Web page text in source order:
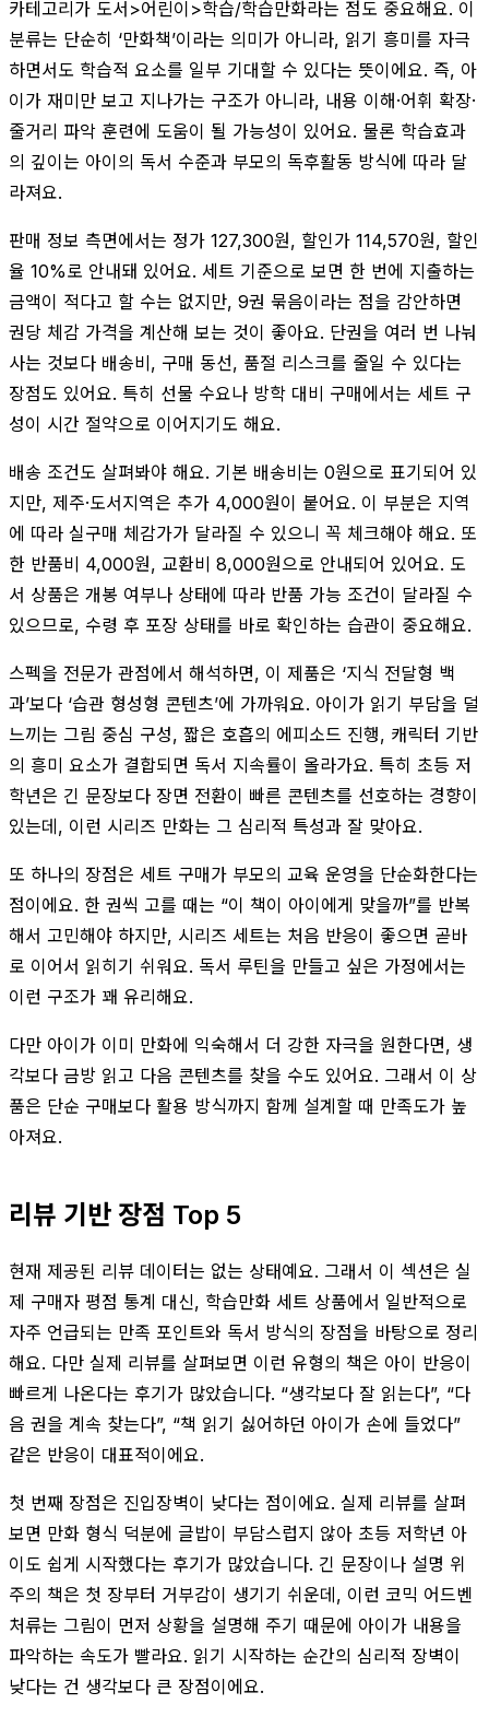
카테고리가 도서>어린이>학습/학습만화라는 점도 중요해요. 이
분류는 단순히 ‘만화책’이라는 의미가 아니라, 읽기 흥미를 자극
하면서도 학습적 요소를 일부 기대할 수 있다는 뜻이에요. 즉, 아
이가 재미만 보고 지나가는 구조가 아니라, 내용 이해·어휘 확장·
줄거리 파악 훈련에 도움이 될 가능성이 있어요. 물론 학습효과
의 깊이는 아이의 독서 수준과 부모의 독후활동 방식에 따라 달
라져요.
판매 정보 측면에서는 정가 127,300원, 할인가 114,570원, 할인
율 10%로 안내돼 있어요. 세트 기준으로 보면 한 번에 지출하는
금액이 적다고 할 수는 없지만, 9권 묶음이라는 점을 감안하면
권당 체감 가격을 계산해 보는 것이 좋아요. 단권을 여러 번 나눠
사는 것보다 배송비, 구매 동선, 품절 리스크를 줄일 수 있다는
장점도 있어요. 특히 선물 수요나 방학 대비 구매에서는 세트 구
성이 시간 절약으로 이어지기도 해요.
배송 조건도 살펴봐야 해요. 기본 배송비는 0원으로 표기되어 있
지만, 제주·도서지역은 추가 4,000원이 붙어요. 이 부분은 지역
에 따라 실구매 체감가가 달라질 수 있으니 꼭 체크해야 해요. 또
한 반품비 4,000원, 교환비 8,000원으로 안내되어 있어요. 도
서 상품은 개봉 여부나 상태에 따라 반품 가능 조건이 달라질 수
있으므로, 수령 후 포장 상태를 바로 확인하는 습관이 중요해요.
스펙을 전문가 관점에서 해석하면, 이 제품은 ‘지식 전달형 백
과’보다 ‘습관 형성형 콘텐츠’에 가까워요. 아이가 읽기 부담을 덜
느끼는 그림 중심 구성, 짧은 호흡의 에피소드 진행, 캐릭터 기반
의 흥미 요소가 결합되면 독서 지속률이 올라가요. 특히 초등 저
학년은 긴 문장보다 장면 전환이 빠른 콘텐츠를 선호하는 경향이
있는데, 이런 시리즈 만화는 그 심리적 특성과 잘 맞아요.
또 하나의 장점은 세트 구매가 부모의 교육 운영을 단순화한다는
점이에요. 한 권씩 고를 때는 “이 책이 아이에게 맞을까”를 반복
해서 고민해야 하지만, 시리즈 세트는 처음 반응이 좋으면 곧바
로 이어서 읽히기 쉬워요. 독서 루틴을 만들고 싶은 가정에서는
이런 구조가 꽤 유리해요.
다만 아이가 이미 만화에 익숙해서 더 강한 자극을 원한다면, 생
각보다 금방 읽고 다음 콘텐츠를 찾을 수도 있어요. 그래서 이 상
품은 단순 구매보다 활용 방식까지 함께 설계할 때 만족도가 높
아져요.
리뷰 기반 장점 Top 5
현재 제공된 리뷰 데이터는 없는 상태예요. 그래서 이 섹션은 실
제 구매자 평점 통계 대신, 학습만화 세트 상품에서 일반적으로
자주 언급되는 만족 포인트와 독서 방식의 장점을 바탕으로 정리
해요. 다만 실제 리뷰를 살펴보면 이런 유형의 책은 아이 반응이
빠르게 나온다는 후기가 많았습니다. “생각보다 잘 읽는다”, “다
음 권을 계속 찾는다”, “책 읽기 싫어하던 아이가 손에 들었다”
같은 반응이 대표적이에요.
첫 번째 장점은 진입장벽이 낮다는 점이에요. 실제 리뷰를 살펴
보면 만화 형식 덕분에 글밥이 부담스럽지 않아 초등 저학년 아
이도 쉽게 시작했다는 후기가 많았습니다. 긴 문장이나 설명 위
주의 책은 첫 장부터 거부감이 생기기 쉬운데, 이런 코믹 어드벤
처류는 그림이 먼저 상황을 설명해 주기 때문에 아이가 내용을
파악하는 속도가 빨라요. 읽기 시작하는 순간의 심리적 장벽이
낮다는 건 생각보다 큰 장점이에요.